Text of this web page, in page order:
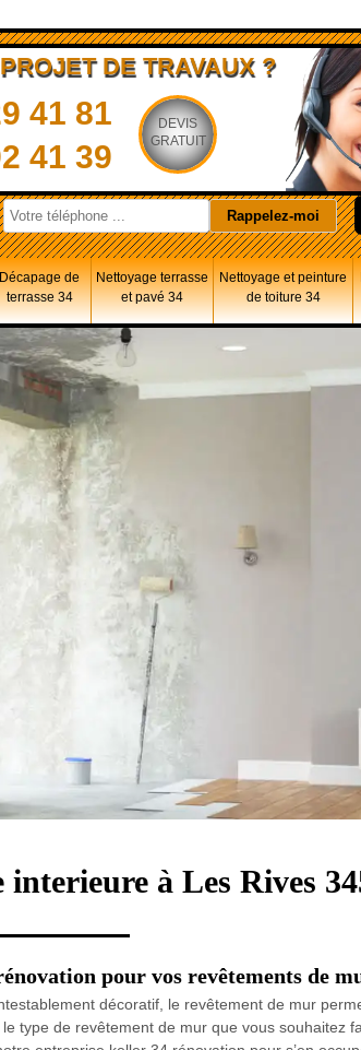
DE TRAVAUX ?
41 81
41 39
DEVIS
GRATUIT
Décapage de
terrasse 34
Nettoyage terrasse
et pavé 34
Nettoyage et peinture
de toiture 34
à Les Rives
pour vos revêtements de
décoratif, le revêtement de mur
type de revêtement de mur que vous souhaitez